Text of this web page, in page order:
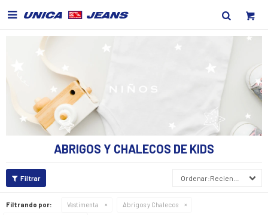

ABRIGOS Y CHALECOS DE KIDS
Recientes
Filtrando por: Vestimenta
Abrigos y Chalecos